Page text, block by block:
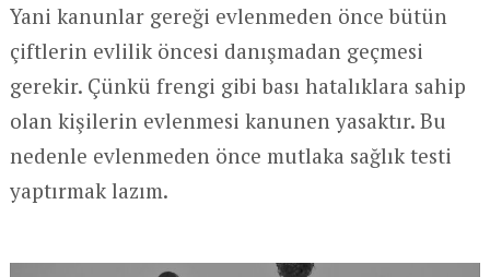
Yani kanunlar gereği evlenmeden önce bütün
çiftlerin evlilik öncesi danışmadan geçmesi
gerekir. Çünkü frengi gibi bası hatalıklara sahip
olan kişilerin evlenmesi kanunen yasaktır. Bu
nedenle evlenmeden önce mutlaka sağlık testi
yaptırmak lazım.